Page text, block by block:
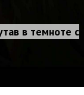
в темноте с